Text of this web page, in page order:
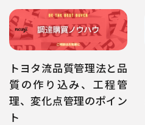
トヨタ流品質管理法と品
質の作り込み、工程管
理、変化点管理のポイン
ト